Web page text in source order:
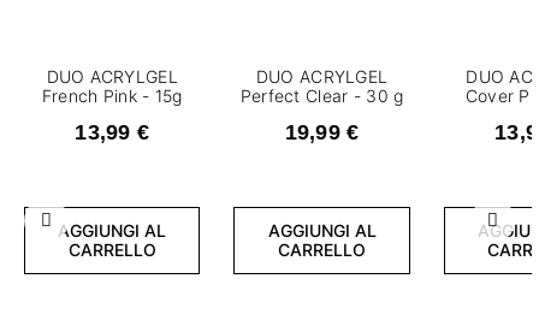
Precedente
DUO ACRYLGEL
French Pink - 15g
13,99 €
AGGIUNGI AL
CARRELLO
DUO ACRYLGEL
Perfect Clear - 30 g
19,99 €
AGGIUNGI AL
CARRELLO
DUO
Cover